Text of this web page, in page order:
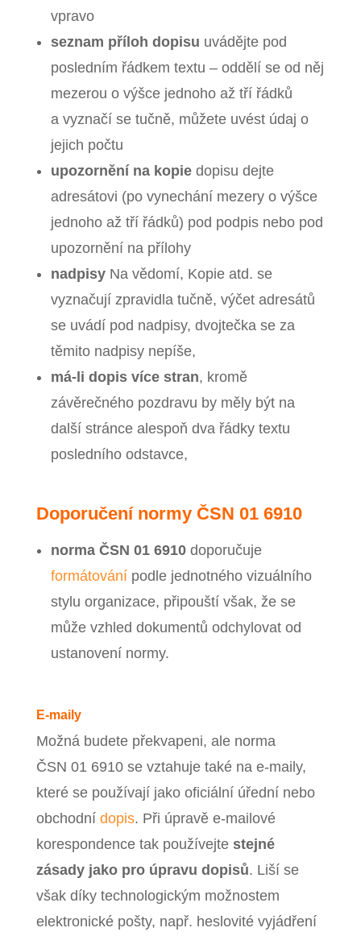
vpravo
seznam příloh dopisu uvádějte pod
posledním řádkem textu –⁠ oddělí se od něj
mezerou o výšce jednoho až tří řádků
a vyznačí se tučně, můžete uvést údaj o
jejich počtu
upozornění na kopiedopisu dejte
adresátovi (po vynechání mezery o výšce
jednoho až tří řádků) pod podpis nebo pod
upozornění na přílohy
nadpisy Na vědomí, Kopie atd. se
vyznačují zpravidla tučně, výčet adresátů
se uvádí pod nadpisy, dvojtečka se za
těmito nadpisy nepíše,
má‑li dopis více stran, kromě
závěrečného pozdravu by měly být na
další stránce alespoň dva řádky textu
posledního odstavce,
Doporučení normy ČSN 01 6910
norma ČSN 01 6910doporučuje
formátování podle jednotného vizuálního
stylu organizace, připouští však, že se
může vzhled dokumentů odchylovat od
ustanovení normy.
E‑maily
Možná budete překvapeni, ale norma
ČSN 01 6910 se vztahuje také na e‑maily,
které se používají jako oficiální úřední nebo
obchodní dopis. Při úpravě e-mailové
korespondence tak používejte stejné
zásady jako pro úpravu dopisů. Liší se
však díky technologickým možnostem
elektronické pošty, např. heslovité vyjádření